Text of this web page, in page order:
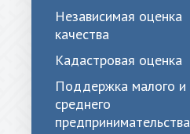
Независимая оценка
качества
Кадастровая оценка
Поддержка малого и
среднего
предпринимательства